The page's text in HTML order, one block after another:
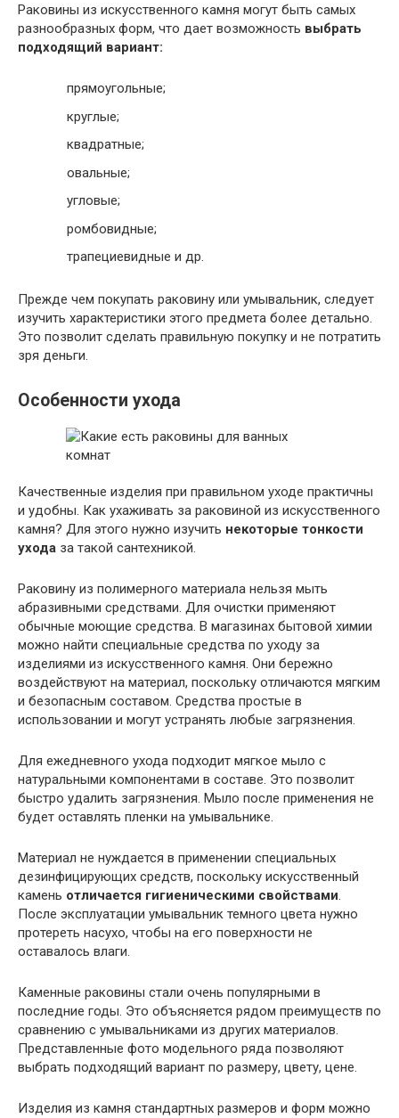
Раковины из искусственного камня могут быть самых
разнообразных форм, что дает возможность выбрать
подходящий вариант:
прямоугольные;
круглые;
квадратные;
овальные;
угловые;
ромбовидные;
трапециевидные и др.
Прежде чем покупать раковину или умывальник, следует
изучить характеристики этого предмета более детально.
Это позволит сделать правильную покупку и не потратить
зря деньги.
Особенности ухода
Качественные изделия при правильном уходе практичны
и удобны. Как ухаживать за раковиной из искусственного
камня? Для этого нужно изучить некоторые тонкости
ухода за такой сантехникой.
Раковину из полимерного материала нельзя мыть
абразивными средствами. Для очистки применяют
обычные моющие средства. В магазинах бытовой химии
можно найти специальные средства по уходу за
изделиями из искусственного камня. Они бережно
воздействуют на материал, поскольку отличаются мягким
и безопасным составом. Средства простые в
использовании и могут устранять любые загрязнения.
Для ежедневного ухода подходит мягкое мыло с
натуральными компонентами в составе. Это позволит
быстро удалить загрязнения. Мыло после применения не
будет оставлять пленки на умывальнике.
Материал не нуждается в применении специальных
дезинфицирующих средств, поскольку искусственный
камень отличается гигиеническими свойствами.
После эксплуатации умывальник темного цвета нужно
протереть насухо, чтобы на его поверхности не
оставалось влаги.
Каменные раковины стали очень популярными в
последние годы. Это объясняется рядом преимуществ по
сравнению с умывальниками из других материалов.
Представленные фото модельного ряда позволяют
выбрать подходящий вариант по размеру, цвету, цене.
Изделия из камня стандартных размеров и форм можно